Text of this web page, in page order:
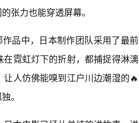
张力也能穿透屏幕。
品中，日本制作团队采用了最前
霓虹灯下的折射，都捕捉得淋漓
人仿佛能嗅到江户川边潮湿的🔥
。